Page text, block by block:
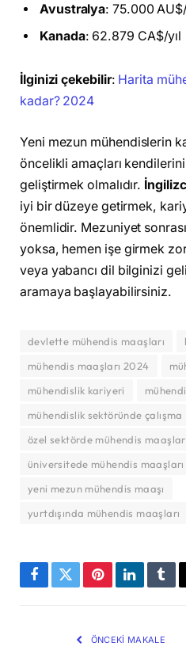
Avustralya: 75.000
Kanada: 62.879 CA$/yıl
İlginizi çekebilir: Harita
kadar? 2024
Yeni mezun mühendislerin
öncelikli amaçları
geliştirmek olmalıdır.
iyi bir düzeye getirmek,
önemlidir. Mezuniyet
yoksa, hemen işe girmek
veya yabancı dil bilginizi
aramaya başlayabilirsiniz.
devlette mühendis maaşları
mühendis maaşları 2024
mühendislik kariyeri
mühendislik sektöründe çalışma
özel sektörde mühendis
üniversitede mühendis maaşları
yeni mezun mühendis maaşı
yurtdışında mühendis maaşları
Facebook
TwitterPinterestLinkedIn
ÖNCEKI MAKALE